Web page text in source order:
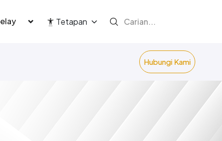
Tetapan
Hubungi Kami